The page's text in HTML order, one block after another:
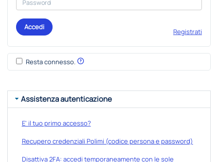
Accedi
Registrati
Resta connesso.
Assistenza autenticazione
E' il tuo primo accesso?
Recupero credenziali Polimi (codice persona e password)
Disattiva 2FA: accedi temporaneamente con le sole